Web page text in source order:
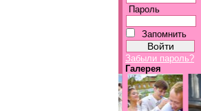
Пароль
Запомнить
Забыли пароль?
Галерея